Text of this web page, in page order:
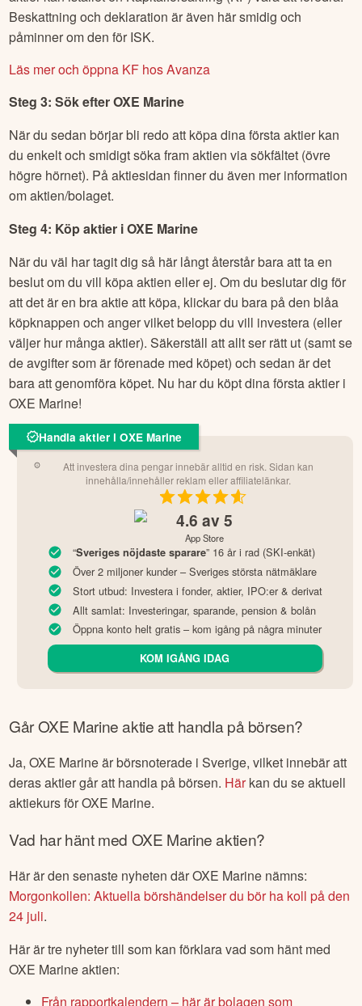
Beskattning och deklaration är även här smidig och
påminner om den för ISK.
Läs mer och öppna KF hos Avanza
Steg 3: Sök efterOXE Marine
När du sedan börjar bli redo att köpa dina första aktier kan
du enkelt och smidigt söka fram aktien via sökfältet (övre
högre hörnet). På aktiesidan finner du även mer information
om aktien/bolaget.
Steg 4: Köp aktier iOXE Marine
När du väl har tagit dig så här långt återstår bara att ta en
beslut om du vill köpa aktien eller ej. Om du beslutar dig för
att det är en bra aktie att köpa, klickar du bara på den blåa
köpknappen och anger vilket belopp du vill investera (eller
väljer hur många aktier). Säkerställ att allt ser rätt ut (samt se
de avgifter som är förenade med köpet) och sedan är det
bara att genomföra köpet. Nu har du köpt dina första aktier i
OXE Marine!
Handla aktier i OXE Marine
Att investera dina pengar innebär alltid en risk. Sidan kan
innehålla/innehåller reklam eller affiliatelänkar.
4.6 av 5
App Store
“Sveriges nöjdaste sparare” 16 år i rad (SKI-enkät)
Över 2 miljoner kunder – Sveriges största nätmäklare
Stort utbud: Investera i fonder, aktier, IPO:er & derivat
Allt samlat: Investeringar, sparande, pension & bolån
Öppna konto helt gratis – kom igång på några minuter
KOM IGÅNG IDAG
GårOXE Marineaktie att handla på börsen?
Ja,OXE Marineär börsnoterade i Sverige, vilket innebär att
deras aktier går att handla på börsen. Härkan du se aktuell
aktiekurs förOXE Marine.
Vad har hänt med OXE Marineaktien?
Här är den senaste nyheten därOXE Marine nämns:
Morgonkollen: Aktuella börshändelser du bör ha koll på den
24 juli.
Här är tre nyheter till som kan förklara vad som hänt med
OXE Marineaktien:
Från rapportkalendern – här är bolagen som